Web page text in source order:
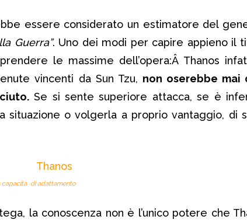
essere considerato un estimatore del
Guerra”. Uno dei modi per capire appieno il
le massime dell’opera:Â Thanos
vincenti da Sun Tzu, non oserebbe mai
Se si sente superiore attacca, se è
situazione o volgerla a proprio vantaggio, di
capacità di adattamento
la conoscenza non è l’unico potere che